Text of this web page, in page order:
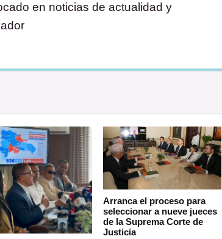
en noticias de actualidad y
Arranca el proceso para
seleccionar a nueve jueces
de la Suprema Corte de
Justicia